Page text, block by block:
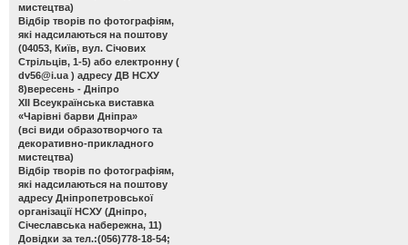
мистецтва)
Відбір творів по фотографіям,
які надсилаються на поштову
(04053, Київ, вул. Січових
Стрільців, 1-5) або електронну (
dv56@i.ua ) адресу ДВ НСХУ
8)вересень - Дніпро
ХІІ Всеукраїнська виставка
«Чарівні барви Дніпра»
(всі види образотворчого та
декоративно-прикладного
мистецтва)
Відбір творів по фотографіям,
які надсилаються на поштову
адресу Дніпропетровської
організації НСХУ (Дніпро,
Січеславська набережна, 11)
Довідки за тел.:(056)778-18-54;